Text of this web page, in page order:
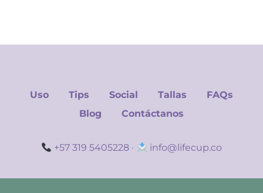
Uso Tips Social Tallas
FAQs
Blog
Contáctanos
+57 319 5405228 · info@lifecup.co